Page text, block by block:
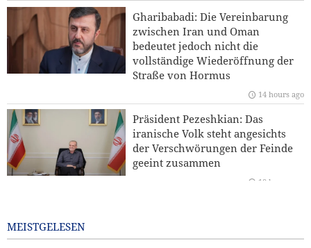
Kommentar | Die Zukunft der regionalen Sicherheit:
Warum eine Sicherheitsordnung unter Führung der
Staaten der Region unverzichtbar ist
Hamas: Der Angriff auf den Norden Jerusalems wird
unseren Widerstand gegen die Pläne zur Judaisierung
Yahya Saree: Wir haben die Stellungen der saudischen
Söldner mit ballistischen Raketen und Drohnen
zerschlagen
Gharibabadi: Die Vereinbarung
zwischen Iran und Oman
bedeutet jedoch nicht die
vollständige Wiederöffnung der
Straße von Hormus
14 hours ago
Präsident Pezeshkian: Das
iranische Volk steht angesichts
der Verschwörungen der Feinde
geeint zusammen
10 hours ago
12 hours ago
MEISTGELESEN